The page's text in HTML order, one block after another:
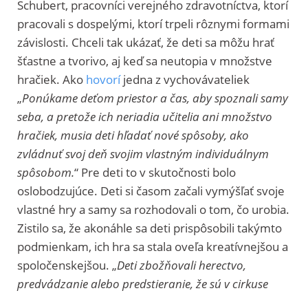
Schubert, pracovníci verejného zdravotníctva, ktorí
pracovali s dospelými, ktorí trpeli rôznymi formami
závislosti. Chceli tak ukázať, že deti sa môžu hrať
šťastne a tvorivo, aj keď sa neutopia v množstve
hračiek. Ako hovoríjedna z vychovávateliek
„Ponúkame deťom priestor a čas, aby spoznali samy
seba, a pretože ich neriadia učitelia ani množstvo
hračiek, musia deti hľadať nové spôsoby, ako
zvládnuť svoj deň svojim vlastným individuálnym
spôsobom.“ Pre deti to v skutočnosti bolo
oslobodzujúce. Deti si časom začali vymýšľať svoje
vlastné hry a samy sa rozhodovali o tom, čo urobia.
Zistilo sa, že akonáhle sa deti prispôsobili takýmto
podmienkam, ich hra sa stala oveľa kreatívnejšou a
spoločenskejšou. „Deti zbožňovali herectvo,
predvádzanie alebo predstieranie, že sú v cirkuse